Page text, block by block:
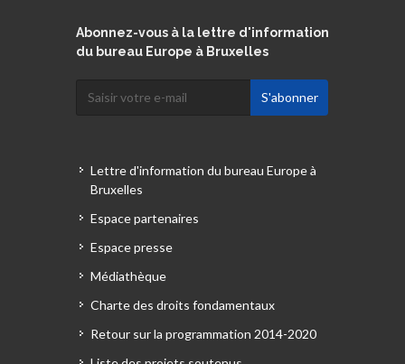
Abonnez-vous à la lettre d'information
du bureau Europe à Bruxelles
Lettre d'information du bureau Europe à
Bruxelles
Espace partenaires
Espace presse
Médiathèque
Charte des droits fondamentaux
Retour sur la programmation 2014-2020